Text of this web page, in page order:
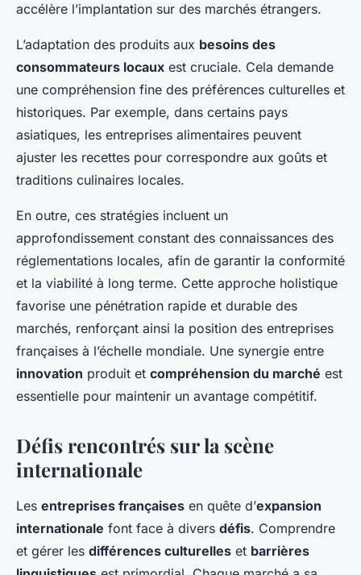
accélère l’implantation sur des marchés étrangers.
L’adaptation des produits aux besoins des
consommateurs locaux est cruciale. Cela demande
une compréhension fine des préférences culturelles et
historiques. Par exemple, dans certains pays
asiatiques, les entreprises alimentaires peuvent
ajuster les recettes pour correspondre aux goûts et
traditions culinaires locales.
En outre, ces stratégies incluent un
approfondissement constant des connaissances des
réglementations locales, afin de garantir la conformité
et la viabilité à long terme. Cette approche holistique
favorise une pénétration rapide et durable des
marchés, renforçant ainsi la position des entreprises
françaises à l’échelle mondiale. Une synergie entre
innovation produit et compréhension du marché est
essentielle pour maintenir un avantage compétitif.
Défis rencontrés sur la scène
internationale
Les entreprises françaises en quête d’expansion
internationale font face à divers défis. Comprendre
et gérer les différences culturelles et barrières